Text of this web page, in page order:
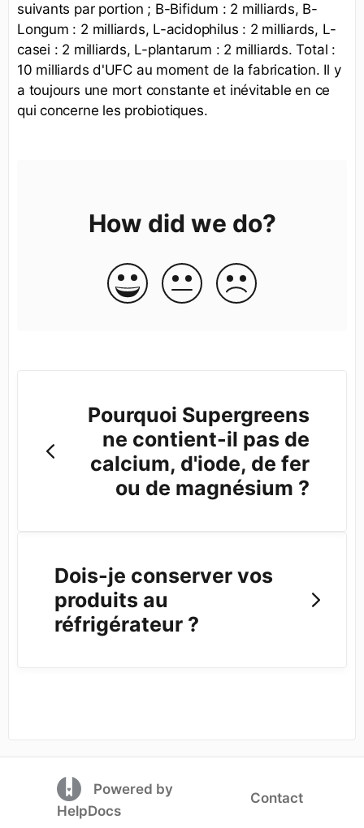
suivants par portion ; B-Bifidum : 2 milliards, B-
Longum : 2 milliards, L-acidophilus : 2 milliards, L-
casei : 2 milliards, L-plantarum : 2 milliards. Total :
10 milliards d'UFC au moment de la fabrication. Il y
a toujours une mort constante et inévitable en ce
qui concerne les probiotiques.
How did we do?
Pourquoi Supergreens
ne contient-il pas de
calcium, d'iode, de fer
ou de magnésium ?
Dois-je conserver vos
produits au
réfrigérateur ?
(opens in a new tab)
Powered by
HelpDocs
Contact